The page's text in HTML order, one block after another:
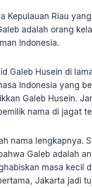
Kepulauan Riau
adalah orang
Indonesia.
Galeb Husein di
Indonesia yang
Galeb Husein.
nama di jagat
nama lengkapnya.
Galeb adalah
masa kecil
Jakarta jadi